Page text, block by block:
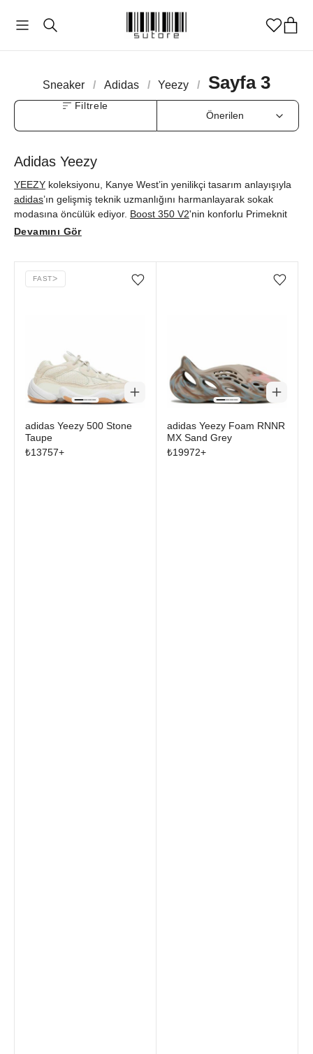
Sneaker / Adidas / Yeezy / Sayfa 3
Filtrele
Adidas Yeezy
YEEZY koleksiyonu, Kanye West’in yenilikçi tasarım anlayışıyla
adidas’ın gelişmiş teknik uzmanlığını harmanlayarak sokak
modasına öncülük ediyor. Boost 350 V2'nin konforlu Primeknit
yüzeyi ve Foam RNR
ayrıcalıklı seçkisiyle YEEZY sneaker modellerini orijinallik
güvencesi ile keşfedebilirsiniz.
Devamını Gör
Favorilere ekle/çıkar
FASTᐳ
adidas Yeezy 500 Stone
Taupe
₺13757+
Favorilere ekle/çıkar
adidas Yeezy Foam RNNR
MX Sand Grey
₺19972+